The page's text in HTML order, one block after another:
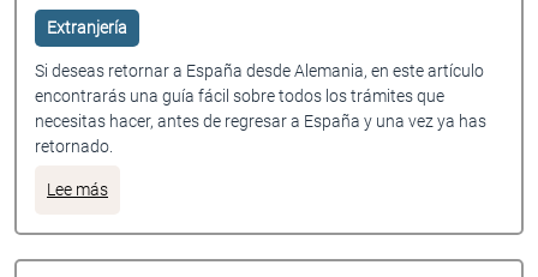
Extranjería
Si deseas retornar a España desde Alemania, en este artículo
encontrarás una guía fácil sobre todos los trámites que
necesitas hacer, antes de regresar a España y una vez ya has
retornado.
Lee mássobre Trámites administrativos si se retorna desde